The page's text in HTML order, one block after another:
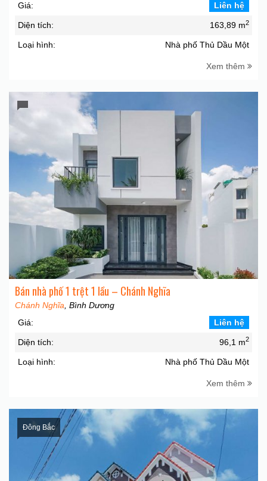
Giá:
Liên hệ
Diện tích: 163,89 m2
Loại hình: Nhà phố Thủ Dầu Một
Xem thêm
Bán nhà phố 1 trệt 1 lầu – Chánh Nghĩa
Chánh Nghĩa , Bình Dương
Giá:
Liên hệ
Diện tích: 96,1 m2
Loại hình: Nhà phố Thủ Dầu Một
Xem thêm
Đông Bắc